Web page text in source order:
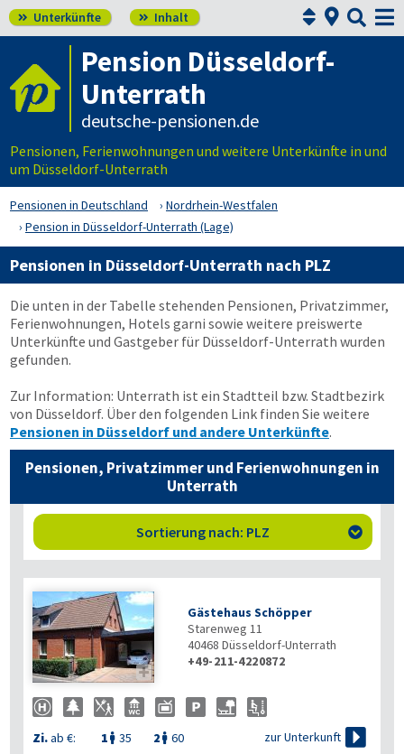
 Unterkünfte  Inhalt  

Pension Düsseldorf-
Unterrath
deutsche-pensionen.de
Pensionen, Ferienwohnungen und weitere Unterkünfte in und
um Düsseldorf-Unterrath
Pensionen in Deutschland
Nordrhein-Westfalen
Pension in Düsseldorf-Unterrath (Lage)
Pensionen in Düsseldorf-Unterrath nach PLZ
Die unten in der Tabelle stehenden Pensionen, Privatzimmer,
Ferienwohnungen, Hotels garni sowie weitere preiswerte
Unterkünfte und Gastgeber für Düsseldorf-Unterrath wurden
gefunden.
Zur Information: Unterrath ist ein Stadtteil bzw. Stadtbezirk
von Düsseldorf. Über den folgenden Link finden Sie weitere
Pensionen in Düsseldorf und andere Unterkünfte.
Pensionen, Privatzimmer und Ferienwohnungen in
Unterrath
Sortierung nach: PLZ 

Gästehaus Schöpper
Starenweg 11
40468 Düsseldorf-Unterrath
+49-211-4220872
Zi.ab €: 1  35 2  60 zur Unterkunft 